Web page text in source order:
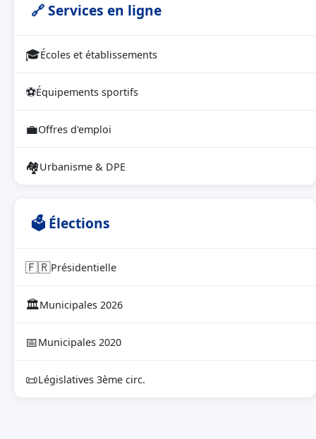
🔗 Services en ligne
🎓Écoles et établissements
⚽Équipements sportifs
💼Offres d'emploi
🏘Urbanisme & DPE
🗳 Élections
🇫🇷Présidentielle
🏛Municipales 2026
📅Municipales 2020
📜Législatives 3ème circ.